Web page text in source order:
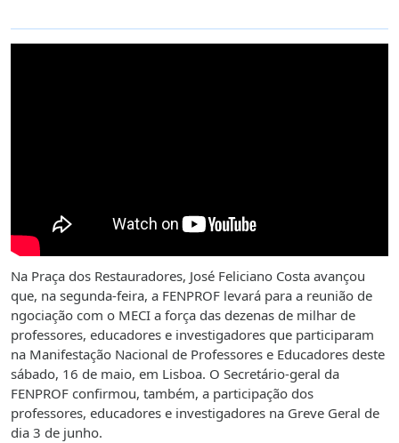
Na Praça dos Restauradores, José Feliciano Costa avançou
que, na segunda-feira, a FENPROF levará para a reunião de
ngociação com o MECI a força das dezenas de milhar de
professores, educadores e investigadores que participaram
na Manifestação Nacional de Professores e Educadores deste
sábado, 16 de maio, em Lisboa. O Secretário-geral da
FENPROF confirmou, também, a participação dos
professores, educadores e investigadores na Greve Geral de
dia 3 de junho.